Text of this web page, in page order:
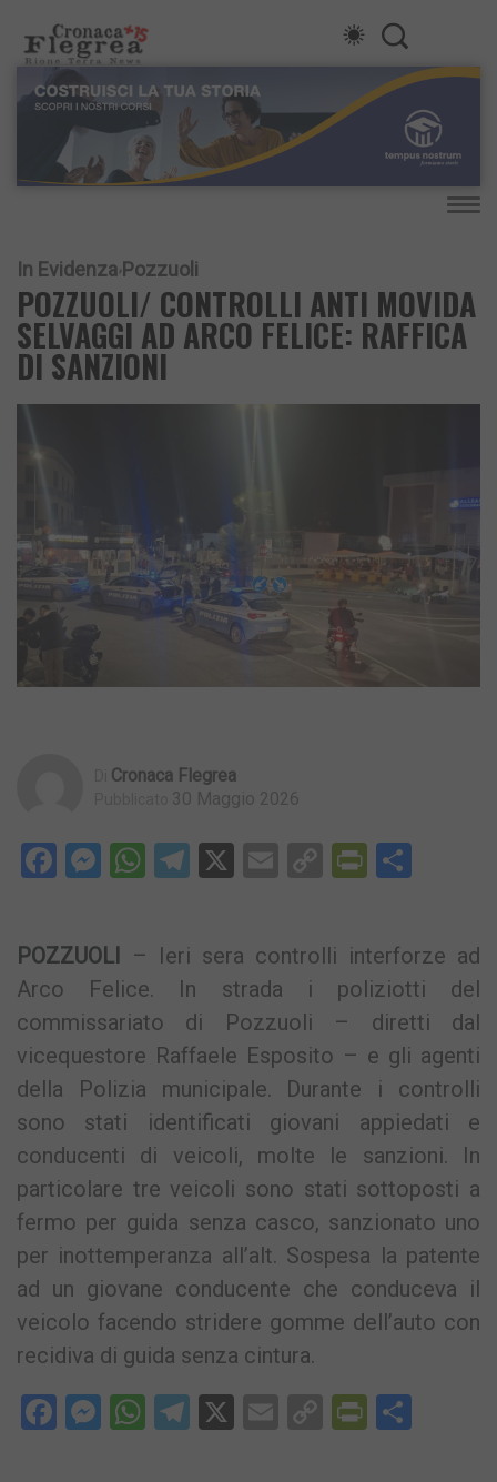
In Evidenza Pozzuoli
POZZUOLI/ CONTROLLI ANTI MOVIDA
SELVAGGI AD ARCO FELICE: RAFFICA
DI SANZIONI
Cronaca Flegrea
30 Maggio 2026
Facebook
Messenger
WhatsApp
Telegram
X EmailCopy
POZZUOLI
– Ieri sera controlli interforze ad
Arco Felice. In strada i poliziotti del
commissariato di Pozzuoli – diretti dal
vicequestore Raffaele Esposito – e gli agenti
della Polizia municipale. Durante i controlli
sono stati identificati giovani appiedati e
conducenti di veicoli, molte le sanzioni. In
particolare tre veicoli sono stati sottoposti a
fermo per guida senza casco, sanzionato uno
per inottemperanza all’alt. Sospesa la patente
ad un giovane conducente che conduceva il
veicolo facendo stridere gomme dell’auto con
recidiva di guida senza cintura.
Facebook
Messenger
WhatsApp
Telegram
X EmailCopy